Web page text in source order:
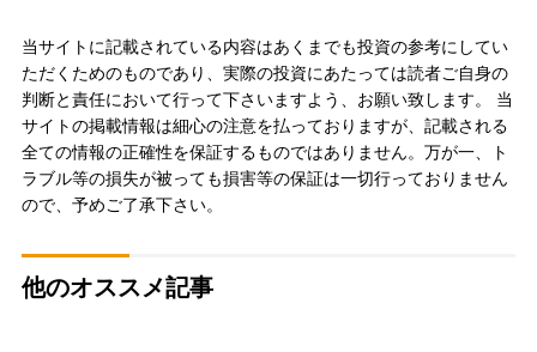
当サイトに記載されている内容はあくまでも投資の参考にしてい
ただくためのものであり、実際の投資にあたっては読者ご自身の
判断と責任において行って下さいますよう、お願い致します。 当
サイトの掲載情報は細心の注意を払っておりますが、記載される
全ての情報の正確性を保証するものではありません。万が一、ト
ラブル等の損失が被っても損害等の保証は一切行っておりません
ので、予めご了承下さい。
他のオススメ記事